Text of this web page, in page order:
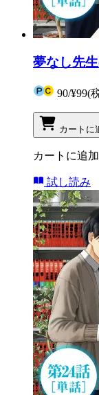
夢なし先
90/¥99(
カートに
カートに追
試し読み